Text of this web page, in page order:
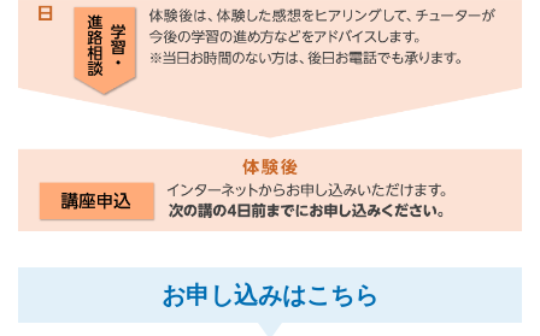
お申し込みはこちら